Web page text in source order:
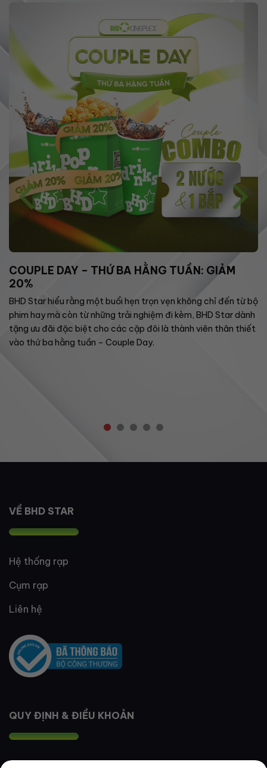
COUPLE DAY – THỨ BA HẰNG TUẦN: GIẢM
20%
BHD Star hiểu rằng một buổi hẹn trọn vẹn không chỉ đến từ bộ
phim hay mà còn từ những trải nghiệm đi kèm, BHD Star dành
tặng ưu đãi đặc biệt cho các cặp đôi là thành viên thân thiết
vào thứ ba hằng tuần – Couple Day.
VỀ BHD STAR
Hệ thống rạp
Cụm rạp
Liên hệ
QUY ĐỊNH & ĐIỀU KHOẢN
Quy định thành viên